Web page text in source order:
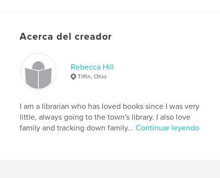
Acerca del creador
Rebecca Hill
Tiffin, Ohio
I am a librarian who has loved books since I was very
little, always going to the town's library. I also love
family and tracking down family...Continuar leyendo